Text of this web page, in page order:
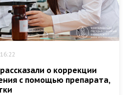
о коррекции
с помощью препарата,